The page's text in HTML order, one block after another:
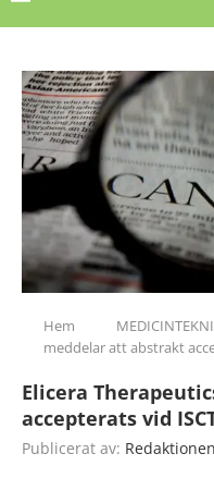
Hem
meddelar att abstrakt
Elicera
accepterats vid
Publicerat av: Redaktionen